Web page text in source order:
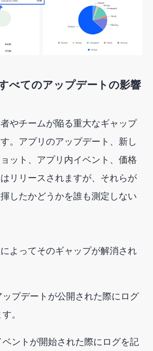
べてのアップデートの影響
やチームが陥る重大なギャップ
。アプリのアップデート、新し
ット、アプリ内イベント、価格
リリースされますが、それらが
したかどうかを誰も測定しない
よってそのギャップが解消され
プデートが公開された際にログ
。
ントが開始された際にログを記